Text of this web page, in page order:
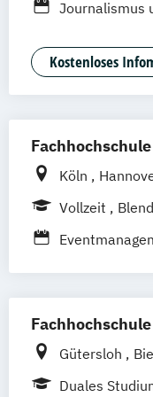
Deggendorf
Oberhausen
Neu-Ulm
Augsburg
Klagenfurt
Würzburg
Journalismus
Kultur- und
Mediendesign
Social Media
Kostenloses
Köln
Bielefeld
Vollzeit
Gütersloh
Duales